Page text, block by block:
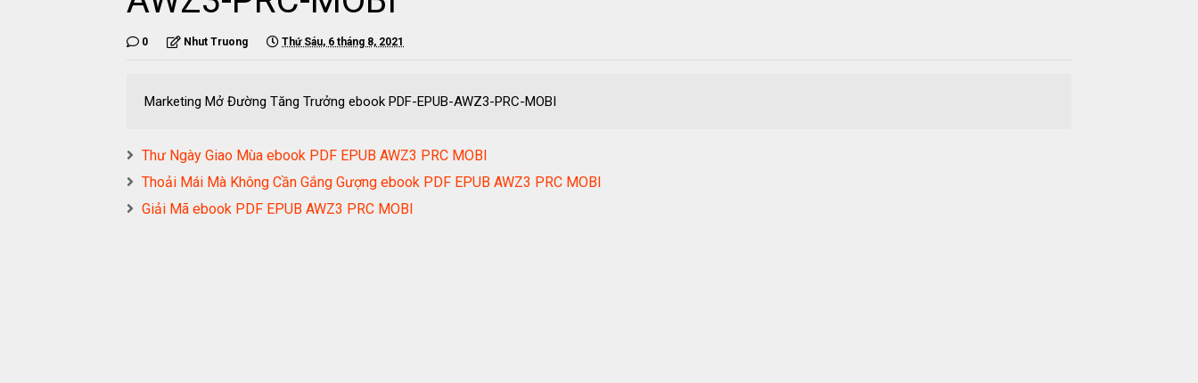
0 Nhut Truong Thứ Sáu, 6 tháng 8, 2021
Marketing Mở Đường Tăng Trưởng ebook PDF-EPUB-AWZ3-PRC-MOBI
Thư Ngày Giao Mùa ebook PDF EPUB AWZ3 PRC MOBI
Thoải Mái Mà Không Cần Gắng Gượng ebook PDF EPUB AWZ3 PRC MOBI
Giải Mã ebook PDF EPUB AWZ3 PRC MOBI